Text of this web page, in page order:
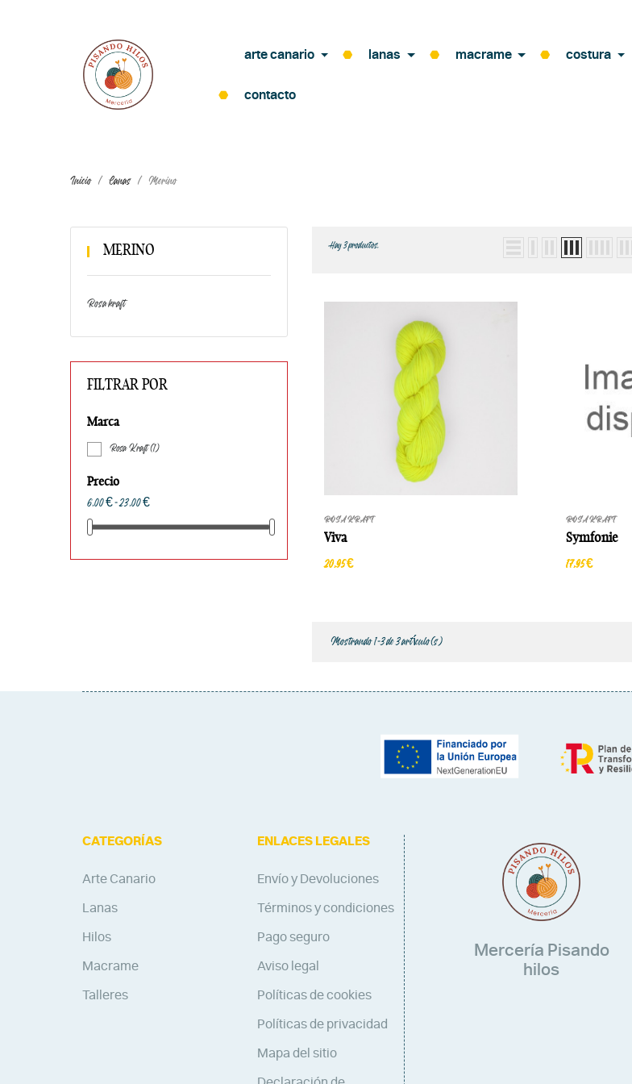
arte canario lanas macrame costura
contacto
Inicio Lanas Merino
MERINO
Rosa kraft
FILTRAR POR
Marca
Rosa Kraft(1)
Precio
6,00 € - 23,00 €
Hay 3 productos.
ROSA KRAFT
Viva
20,95 €
ROSA KRAFT
Symfonie
17,95 €
Mostrando 1-3 de 3 artículo(s)
CATEGORÍAS
Arte Canario
Lanas
Hilos
Macrame
Talleres
ENLACES LEGALES
Envío y Devoluciones
Términos y condiciones
Pago seguro
Aviso legal
Políticas de cookies
Políticas de privacidad
Mapa del sitio
Mercería Pisando
hilos